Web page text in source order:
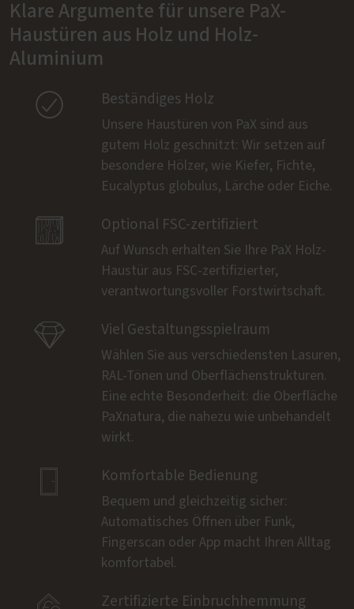
Klare Argumente für unsere PaX-
Haustüren aus Holz und Holz-
Aluminium
 Beständiges Holz
Unsere Haustüren von PaX sind aus
gutem Holz geschnitzt: Wir setzen auf
besondere Hölzer, wie Kiefer, Fichte,
Eucalyptus globulus, Lärche oder Eiche.
 Optional FSC-zertifiziert
Auf Wunsch erhalten Sie Ihre PaX Holz-
Haustür aus FSC-zertifizierter,
verantwortungsvoller Forstwirtschaft.
 Viel Gestaltungsspielraum
Wählen Sie aus verschiedensten Lasuren,
RAL-Tönen und Oberflächenstrukturen.
Eine echte Besonderheit: die Oberfläche
PaXnatura, die nahezu wie unbehandelt
wirkt.
 Komfortable Bedienung
Bequem und gleichzeitig sicher:
Automatisches Öffnen über Funk,
Fingerscan oder App macht Ihren Alltag
komfortabel.
Zertifizierte Einbruchhemmung